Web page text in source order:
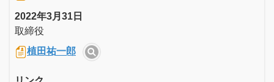
2022年3月31日
取締役
植田祐一郎